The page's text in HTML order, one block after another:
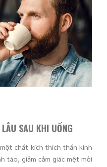
SAU KHI UỐNG
chất kích thích thần kinh
táo, giảm cảm giác mệt mỏi